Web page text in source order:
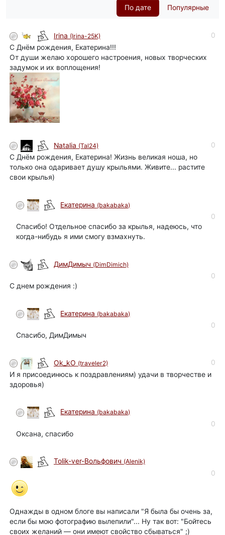
По дате Популярные
Irina (Irina-25K)
0
С Днём рождения, Екатерина!!!
От души желаю хорошего настроения, новых творческих
задумок и их воплощения!
Natalia (Tal24)
0
С Днём рождения, Екатерина! Жизнь великая ноша, но
только она одаривает душу крыльями. Живите... растите
свои крылья)
Екатерина (bakabaka)
0
Спасибо! Отдельное спасибо за крылья, надеюсь, что
когда-нибудь я ими смогу взмахнуть.
ДимДимыч (DimDimich)
0
С днем рождения :)
Екатерина (bakabaka)
0
Спасибо, ДимДимыч
Ok_kO (traveler2)
0
И я присоединюсь к поздравлениям) удачи в творчестве и
здоровья)
Екатерина (bakabaka)
0
Оксана, спасибо
Tolik-ver-Вольфович (Alenik)
0
Однажды в одном блоге вы написали "Я была бы очень за,
если бы мою фотографию вылепили"... Ну так вот: "Бойтесь
своих желаний — они имеют свойство сбываться" ;)